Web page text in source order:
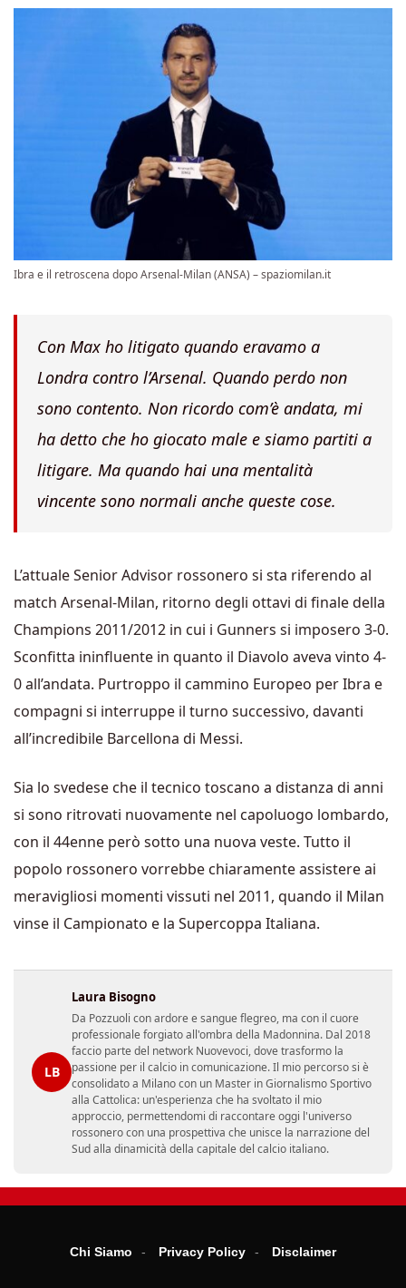
Ibra e il retroscena dopo Arsenal-Milan (ANSA) – spaziomilan.it
Con Max ho litigato quando eravamo a
Londra contro l’Arsenal. Quando perdo non
sono contento. Non ricordo com’è andata, mi
ha detto che ho giocato male e siamo partiti a
litigare. Ma quando hai una mentalità
vincente sono normali anche queste cose.
L’attuale Senior Advisor rossonero si sta riferendo al
match Arsenal-Milan, ritorno degli ottavi di finale della
Champions 2011/2012 in cui i Gunners si imposero 3-0.
Sconfitta ininfluente in quanto il Diavolo aveva vinto 4-
0 all’andata. Purtroppo il cammino Europeo per Ibra e
compagni si interruppe il turno successivo, davanti
all’incredibile Barcellona di Messi.
Sia lo svedese che il tecnico toscano a distanza di anni
si sono ritrovati nuovamente nel capoluogo lombardo,
con il 44enne però sotto una nuova veste. Tutto il
popolo rossonero vorrebbe chiaramente assistere ai
meravigliosi momenti vissuti nel 2011, quando il Milan
vinse il Campionato e la Supercoppa Italiana.
LB
Laura Bisogno
Da Pozzuoli con ardore e sangue flegreo, ma con il cuore
professionale forgiato all'ombra della Madonnina. Dal 2018
faccio parte del network Nuovevoci, dove trasformo la
passione per il calcio in comunicazione. Il mio percorso si è
consolidato a Milano con un Master in Giornalismo Sportivo
alla Cattolica: un'esperienza che ha svoltato il mio
approccio, permettendomi di raccontare oggi l'universo
rossonero con una prospettiva che unisce la narrazione del
Sud alla dinamicità della capitale del calcio italiano.
Chi Siamo Privacy Policy Disclaimer